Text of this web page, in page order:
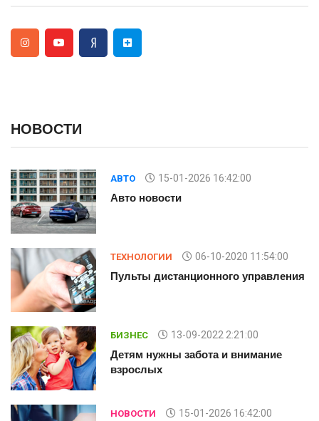
НОВОСТИ
АВТО 15-01-2026 16:42:00
Авто новости
ТЕХНОЛОГИИ 06-10-2020 11:54:00
Пульты дистанционного управления
БИЗНЕС 13-09-2022 2:21:00
Детям нужны забота и внимание
взрослых
НОВОСТИ 15-01-2026 16:42:00